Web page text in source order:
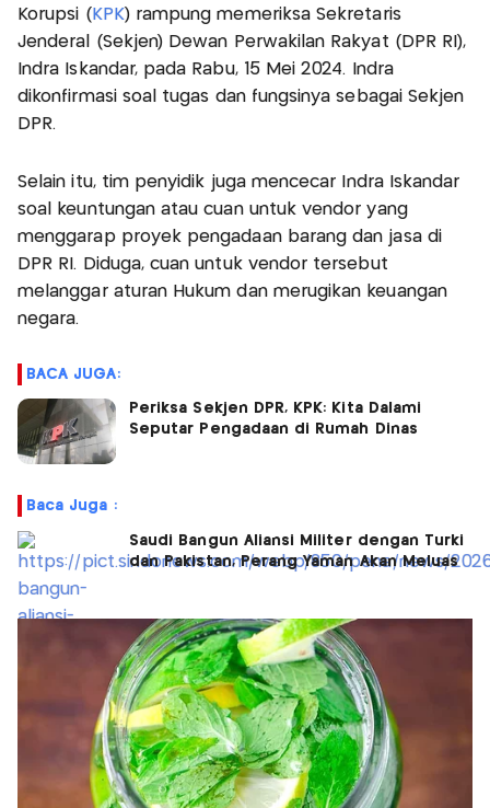
Korupsi ( KPK) rampung memeriksa Sekretaris
Jenderal (Sekjen) Dewan Perwakilan Rakyat (DPR RI),
Indra Iskandar, pada Rabu, 15 Mei 2024. Indra
dikonfirmasi soal tugas dan fungsinya sebagai Sekjen
DPR.
Selain itu, tim penyidik juga mencecar Indra Iskandar
soal keuntungan atau cuan untuk vendor yang
menggarap proyek pengadaan barang dan jasa di
DPR RI. Diduga, cuan untuk vendor tersebut
melanggar aturan Hukum dan merugikan keuangan
negara.
BACA JUGA:
Periksa Sekjen DPR, KPK: Kita Dalami
Seputar Pengadaan di Rumah Dinas
Baca Juga :
Saudi Bangun Aliansi Militer dengan Turki
dan Pakistan, Perang Yaman Akan Meluas